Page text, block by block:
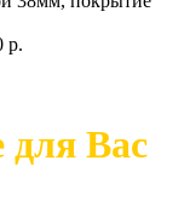
р.
для Вас